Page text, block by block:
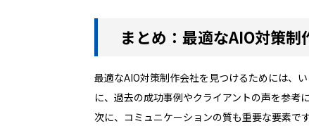
まとめ：最適なAIO対策
最適なAIO対策制作会社を見つけるためには、
に、過去の成功事例やクライアントの声を参考
次に、コミュニケーションの質も重要な要素で